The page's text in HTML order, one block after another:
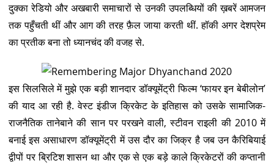
दुक्का रेडियो और अखबारी समाचारों से उनकी उपलब्धियों की ख़बरें आमजन
तक पहुँचती थीं और आग की तरह फ़ैल जाया करती थीं. हॉकी अगर देशप्रेम
का प्रतीक बना तो ध्यानचंद की वजह से.
इस सिलसिले में मुझे एक बड़ी शानदार डॉक्यूमेंट्री फिल्म ‘फायर इन बेबीलोन’
की याद आ रही है. वेस्ट इंडीज क्रिकेट के इतिहास को उसके सामाजिक-
राजनैतिक तानेबाने की सान पर परखने वाली, स्टीवन राइली की 2010 में
बनाई इस असाधारण डॉक्यूमेंट्री में उस दौर का जिक्र है जब उन कैरिबियाई
द्वीपों पर ब्रिटिश शासन था और एक से एक बड़े काले क्रिकेटरों की कप्तानी